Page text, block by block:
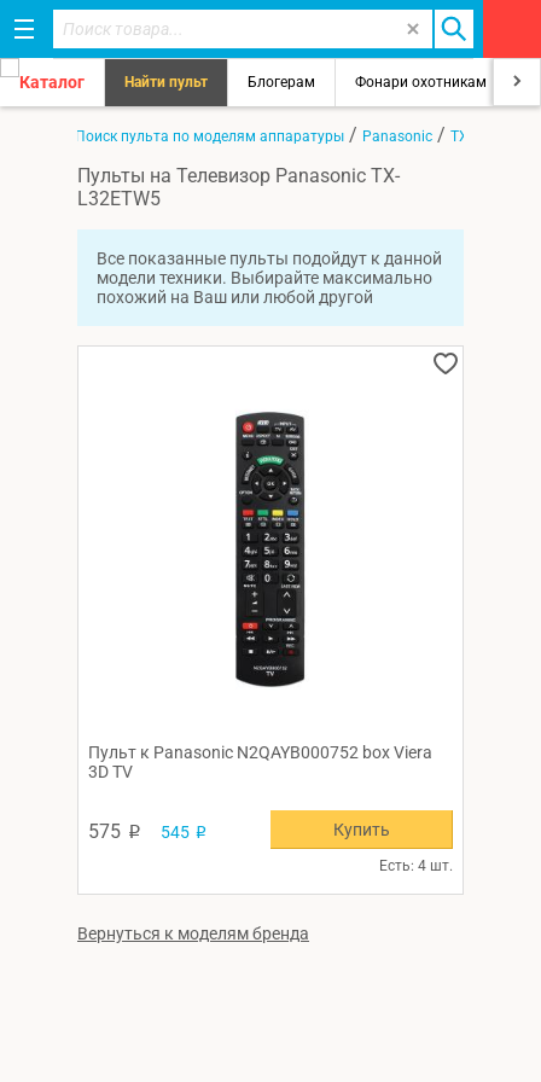
Каталог Найти пульт Блогерам Фонари охотникам
Поиск пульта по моделям аппаратуры / Panasonic / TX-L32ETW5
Пульты на Телевизор Panasonic TX-
L32ETW5
Все показанные пульты подойдут к данной
модели техники. Выбирайте максимально
похожий на Ваш или любой другой
Пульт к Panasonic N2QAYB000752 box Viera
3D TV
575 p 545 p
Есть: 4 шт.
Купить
Вернуться к моделям бренда